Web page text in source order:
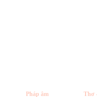
Pháp âm Thơ